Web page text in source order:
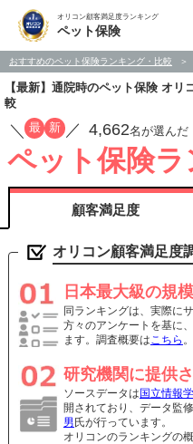
オリコン顧客満足度ランキング
ペット保険
おすすめのペット保険ランキング・比較
【最新】通院時のペット保険 オ
較
／ 最 新 ／ 4,662名が選んだ
ペット保険
顧客満足度
オリコン顧客満足度
日本最大級の規
同ランキングは、実際に
方々のアンケートを基に
ます。調査概要はこちら 。
研究機関に提供
ソースデータは国立情報
開されており、データ監
男氏が行っています。
オリコンのランキングの